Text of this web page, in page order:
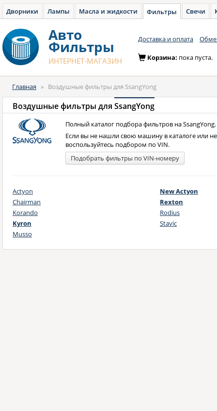
Дворники Лампы Масла и жидкости Фильтры Свечи
Авто
Фильтры
ИНТЕРНЕТ-МАГАЗИН
Доставка и оплата
Корзина: пока пуста.
Главная » Воздушные фильтры для SsangYong
Воздушные фильтры для SsangYong
Полный каталог подбора фильтров на SsangYong.
Если вы не нашли свою машину в каталоге или
воспользуйтесь подбором по VIN.
Подобрать фильтры по VIN-номеру
Actyon
Chairman
Korando
Kyron
Musso
New Actyon
Rexton
Rodius
Stavic